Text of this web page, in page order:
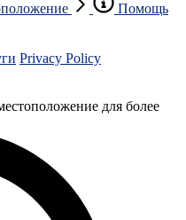
Помощь
Privacy Policy
для более